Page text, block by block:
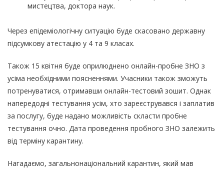
мистецтва, доктора наук.
Через епідеміологічну ситуацію буде скасовано державну
підсумкову атестацію у 4 та 9 класах.
Також 15 квітня буде оприлюднено онлайн-пробне ЗНО з
усіма необхідними поясненнями. Учасники також зможуть
потренуватися, отримавши онлайн-тестовий зошит. Однак
напередодні тестування усім, хто зареєструвався і заплатив
за послугу, буде надано можливість скласти пробне
тестування очно. Дата проведення пробного ЗНО залежить
від терміну карантину.
Нагадаємо, загальнонаціональний карантин, який мав